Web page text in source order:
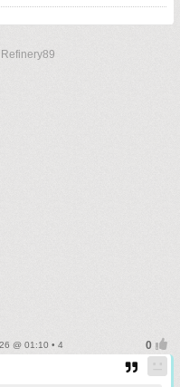
@ 01:10 • 4